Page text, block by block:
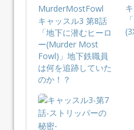
キャッスル3 第8話
「地下に潜むヒーロ
ー(Murder Most
Fowl)」地下鉄職員
は何を追跡していた
のか！？